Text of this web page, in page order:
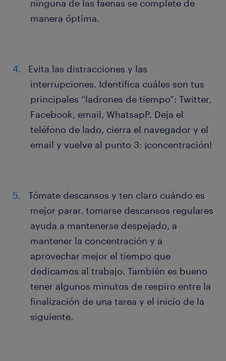
ninguna de las faenas se complete de
manera óptima.
Evita las distracciones y las
interrupciones. Identifica cuáles son tus
principales “ladrones de tiempo”: Twitter,
Facebook, email, WhatsapP. Deja el
teléfono de lado, cierra el navegador y el
email y vuelve al punto 3: ¡concentración!
Tómate descansos y ten claro cuándo es
mejor parar. tomarse descansos regulares
ayuda a mantenerse despejado, a
mantener la concentración y a
aprovechar mejor el tiempo que
dedicamos al trabajo. También es bueno
tener algunos minutos de respiro entre la
finalización de una tarea y el inicio de la
siguiente.